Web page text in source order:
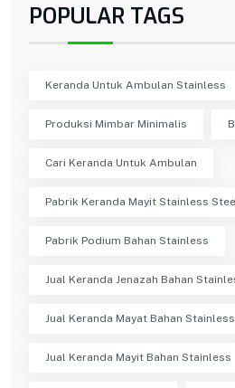
POPULAR TAGS
Keranda Untuk Ambulan Stainless
Produksi Mimbar Minimalis
Cari Keranda Untuk Ambulan
Pabrik Keranda Mayit Stainless
Pabrik Podium Bahan Stainless
Jual Keranda Jenazah Bahan
Jual Keranda Mayat Bahan Stainless
Jual Keranda Mayit Bahan Stainless